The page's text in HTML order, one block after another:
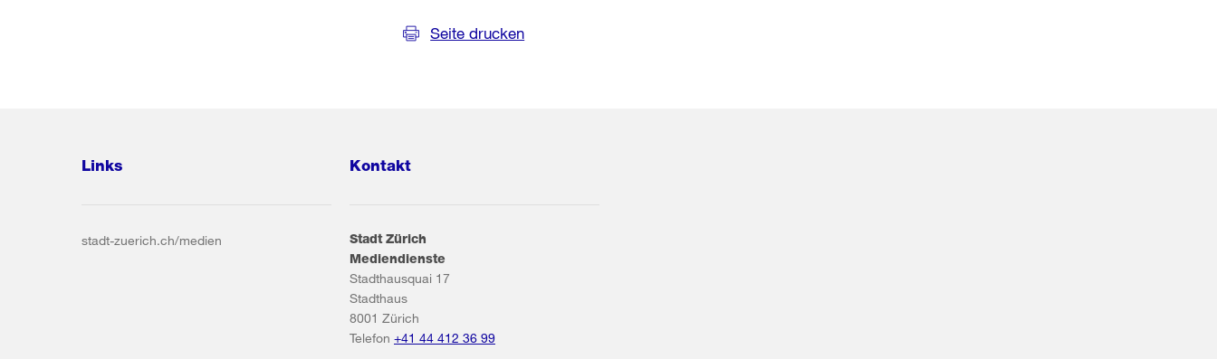
Seite drucken
Links
stadt-zuerich.ch/medien
Kontakt
Stadt Zürich
Mediendienste
Stadthausquai 17
Stadthaus
8001 Zürich
Telefon +41 44 412 36 99